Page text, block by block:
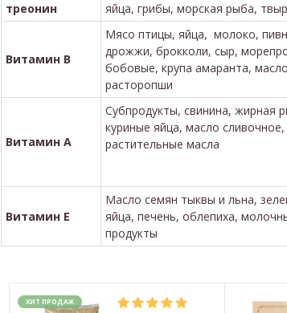
треонин
яйца, грибы, морская рыба,
Витамин В
Мясо птицы, яйца, молоко,
дрожжи, брокколи, сыр,
бобовые, крупа амаранта, масло
расторопши
Витамин А
Субпродукты, свинина, жирная
куриные яйца, масло
растительные масла
Витамин Е
Масло семян тыквы и льна,
яйца, печень, облепиха,
продукты
ХИТ ПРОДАЖ